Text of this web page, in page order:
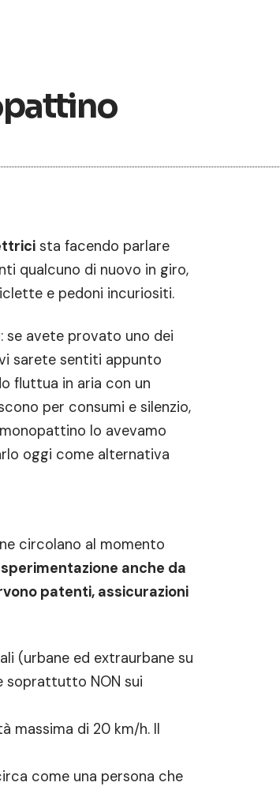
sta facendo parlare
qualcuno di nuovo in giro,
e pedoni incuriositi.
avete provato uno dei
sarete sentiti appunto
fluttua in aria con un
per consumi e silenzio,
lo avevamo
oggi come alternativa
circolano al momento
anche da
patenti, assicurazioni
(urbane ed extraurbane su
soprattutto NON sui
massima di 20 km/h. Il
come una persona che